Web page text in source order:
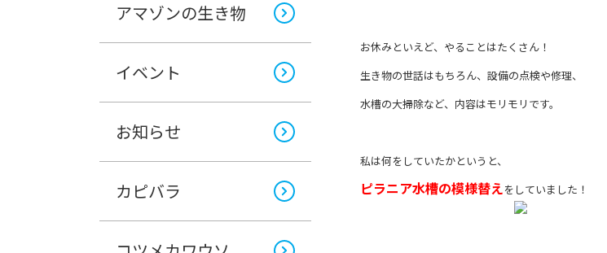
アマゾンの生き物
イベント
お知らせ
カピバラ
お休みといえど、やることはたくさん！
生き物の世話はもちろん、設備の点検や修理、
水槽の大掃除など、内容はモリモリです。
私は何をしていたかというと、
ピラニア水槽の模様替えをしていました！